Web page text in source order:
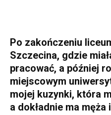
Po zakończeniu
Szczecina, gdzie
pracować, a później
miejscowym
mojej kuzynki, która
a dokładnie ma